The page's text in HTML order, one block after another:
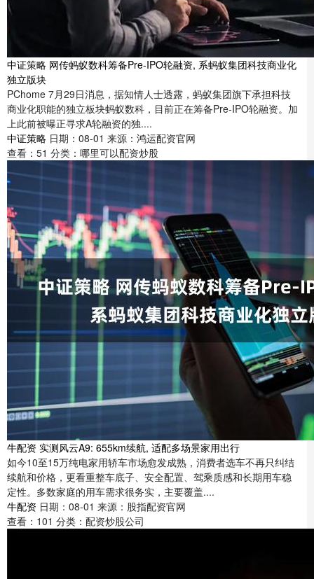
中证策略 网传蚂蚁数科筹备Pre-IPO轮融资, 系蚂蚁集团科技商业化
独立版块
PChome 7月29日消息，据知情人士透露，蚂蚁集团旗下承担科技
商业化职能的独立板块蚂蚁数科，目前正在筹备Pre-IPO轮融资。加
上此前被曝正寻求A轮融资的独....
中证策略 日期：08-01 来源：鸿运配资官网
查看： 51 分类： 哪里可以配资炒股
牛配资 实测风云A9: 655km续航, 适配多场景家用出行
如今10至15万纯电家用轿车市场愈发成熟，消费者选车不再只纠结
续航和价格，更看重整车底子、安全配置、驾乘质感和长期用车稳
定性。多数家庭的用车需求很务实，主要覆盖....
牛配资 日期：08-01 来源：股指配资官网
查看： 101 分类： 配资炒股公司